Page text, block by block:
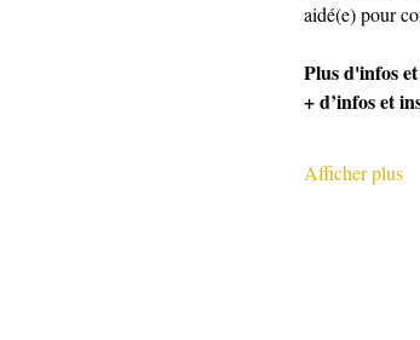
aidé(e) pour
Plus d'infos
+ d’infos et
Afficher plus